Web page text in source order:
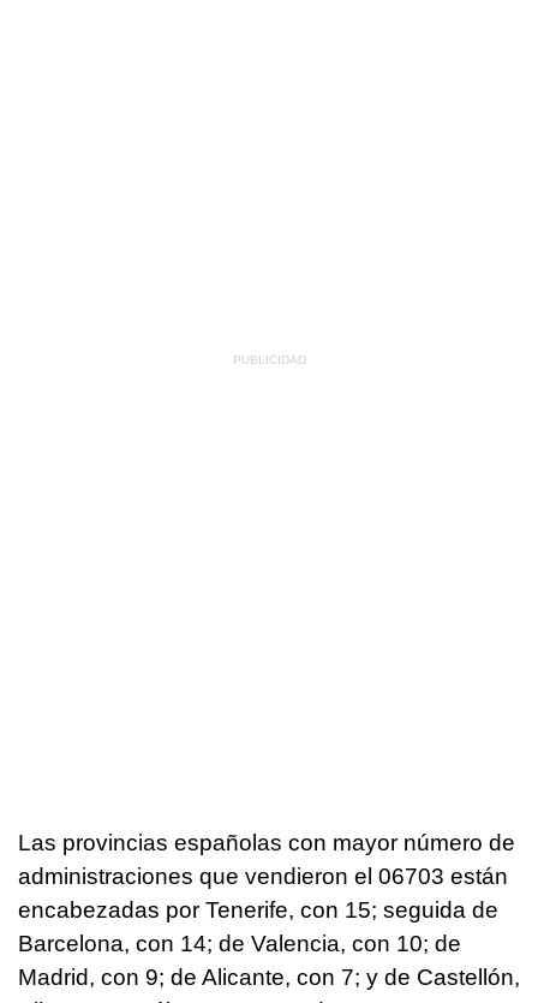
Las provincias españolas con mayor número de
administraciones que vendieron el 06703 están
encabezadas por Tenerife, con 15; seguida de
Barcelona, con 14; de Valencia, con 10; de
Madrid, con 9; de Alicante, con 7; y de Castellón,